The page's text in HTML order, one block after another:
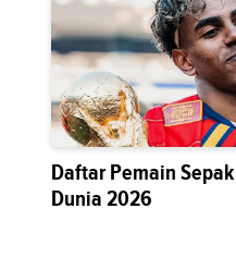
Daftar Pemain
Dunia 2026